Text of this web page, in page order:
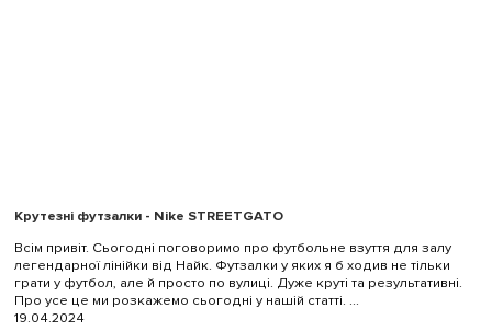
Крутезні футзалки - Nike STREETGATO
Всім привіт. Сьогодні поговоримо про футбольне взуття для залу
легендарної лінійки від Найк. Футзалки у яких я б ходив не тільки
грати у футбол, але й просто по вулиці. Дуже круті та результативні.
Про усе це ми розкажемо сьогодні у нашій статті. ...
19.04.2024